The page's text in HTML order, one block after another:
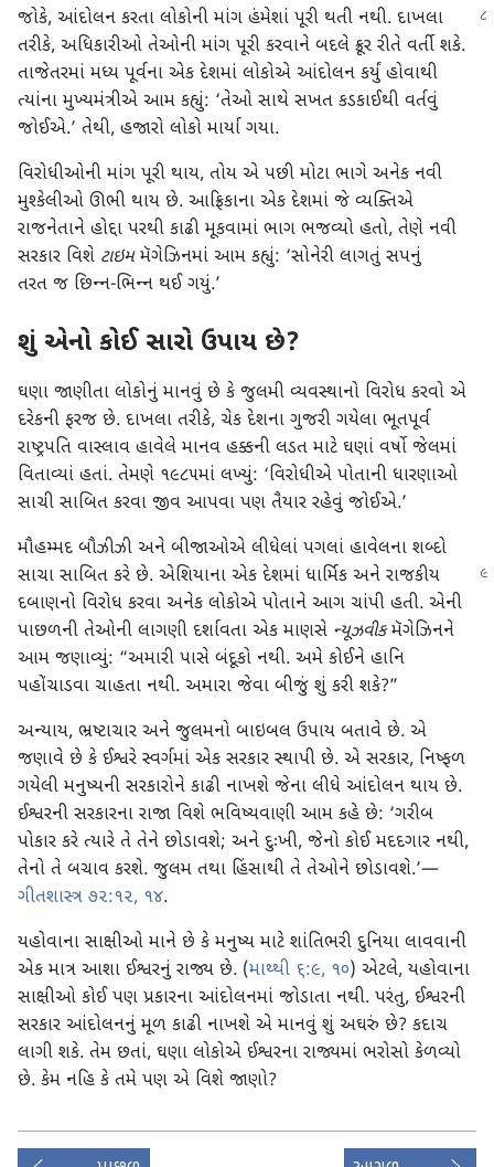
જોકે, આંદોલન કરતા લોકોની માંગ હંમેશાં પૂરી થતી નથી. દાખલા
તરીકે, અધિકારીઓ તેઓની માંગ પૂરી કરવાને બદલે ક્રૂર રીતે વર્તી શકે.
તાજેતરમાં મધ્ય પૂર્વના એક દેશમાં લોકોએ આંદોલન કર્યું હોવાથી
ત્યાંના મુખ્યમંત્રીએ આમ કહ્યું: ‘તેઓ સાથે સખત કડકાઈથી વર્તવું
જોઈએ.’ તેથી, હજારો લોકો માર્યા ગયા.
વિરોધીઓની માંગ પૂરી થાય, તોય એ પછી મોટા ભાગે અનેક નવી
મુશ્કેલીઓ ઊભી થાય છે. આફ્રિકાના એક દેશમાં જે વ્યક્તિએ
રાજનેતાને હોદ્દા પરથી કાઢી મૂકવામાં ભાગ ભજવ્યો હતો, તેણે નવી
સરકાર વિશે ટાઇમમૅગેઝિનમાં આમ કહ્યું: ‘સોનેરી લાગતું સપનું
તરત જ છિન્‍ન-ભિન્‍ન થઈ ગયું.’
શું એનો કોઈ સારો ઉપાય છે?
ઘણા જાણીતા લોકોનું માનવું છે કે જુલમી વ્યવસ્થાનો વિરોધ કરવો એ
દરેકની ફરજ છે. દાખલા તરીકે, ચેક દેશના ગુજરી ગયેલા ભૂતપૂર્વ
રાષ્ટ્રપતિ વાસ્લાવ હાવેલે માનવ હક્કની લડત માટે ઘણાં વર્ષો જેલમાં
વિતાવ્યાં હતાં. તેમણે ૧૯૮૫માં લખ્યું: ‘વિરોધીએ પોતાની ધારણાઓ
સાચી સાબિત કરવા જીવ આપવા પણ તૈયાર રહેવું જોઈએ.’
મૌહમ્મદ બૌઝીઝી અને બીજાઓએ લીધેલાં પગલાં હાવેલના શબ્દો
સાચા સાબિત કરે છે. એશિયાના એક દેશમાં ધાર્મિક અને રાજકીય
દબાણનો વિરોધ કરવા અનેક લોકોએ પોતાને આગ ચાંપી હતી. એની
પાછળની તેઓની લાગણી દર્શાવતા એક માણસે ન્યૂઝવીકમૅગેઝિનને
આમ જણાવ્યું: “અમારી પાસે બંદૂકો નથી. અમે કોઈને હાનિ
પહોંચાડવા ચાહતા નથી. અમારા જેવા બીજું શું કરી શકે?”
અન્યાય, ભ્રષ્ટાચાર અને જુલમનો બાઇબલ ઉપાય બતાવે છે. એ
જણાવે છે કે ઈશ્વરે સ્વર્ગમાં એક સરકાર સ્થાપી છે. એ સરકાર, નિષ્ફળ
ગયેલી મનુષ્યની સરકારોને કાઢી નાખશે જેના લીધે આંદોલન થાય છે.
ઈશ્વરની સરકારના રાજા વિશે ભવિષ્યવાણી આમ કહે છે: ‘ગરીબ
પોકાર કરે ત્યારે તે તેને છોડાવશે; અને દુઃખી, જેનો કોઈ મદદગાર નથી,
તેનો તે બચાવ કરશે. જુલમ તથા હિંસાથી તે તેઓને છોડાવશે.’—
ગીતશાસ્ત્ર ૭૨:૧૨, ૧૪.
યહોવાના સાક્ષીઓ માને છે કે મનુષ્ય માટે શાંતિભરી દુનિયા લાવવાની
એક માત્ર આશા ઈશ્વરનું રાજ્ય છે. (માથ્થી ૬:૯, ૧૦) એટલે, યહોવાના
સાક્ષીઓ કોઈ પણ પ્રકારના આંદોલનમાં જોડાતા નથી. પરંતુ, ઈશ્વરની
સરકાર આંદોલનનું મૂળ કાઢી નાખશે એ માનવું શું અઘરું છે? કદાચ
લાગી શકે. તેમ છતાં, ઘણા લોકોએ ઈશ્વરના રાજ્યમાં ભરોસો કેળવ્યો
છે. કેમ નહિ કે તમે પણ એ વિશે જાણો?